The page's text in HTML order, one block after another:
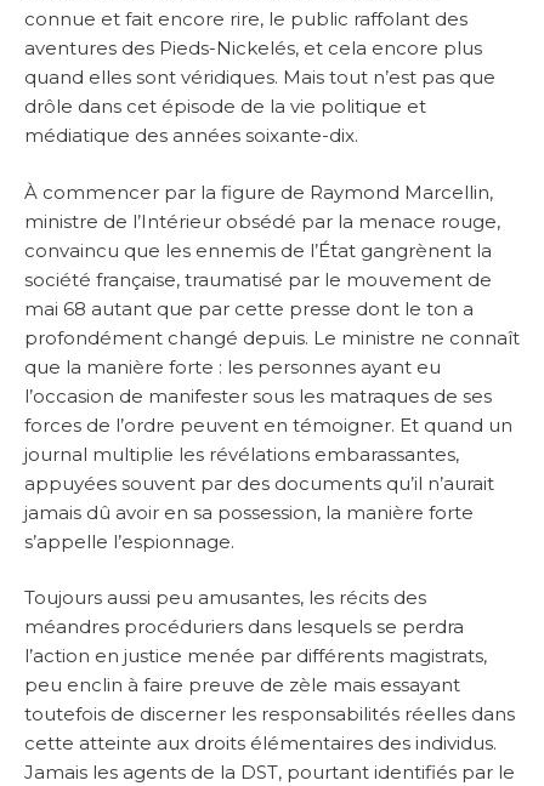
connue et fait encore rire, le public raffolant des
aventures des Pieds-Nickelés, et cela encore plus
quand elles sont véridiques. Mais tout n’est pas que
drôle dans cet épisode de la vie politique et
médiatique des années soixante-dix.
À commencer par la figure de Raymond Marcellin,
ministre de l’Intérieur obsédé par la menace rouge,
convaincu que les ennemis de l’État gangrènent la
société française, traumatisé par le mouvement de
mai 68 autant que par cette presse dont le ton a
profondément changé depuis. Le ministre ne connaît
que la manière forte : les personnes ayant eu
l’occasion de manifester sous les matraques de ses
forces de l’ordre peuvent en témoigner. Et quand un
journal multiplie les révélations embarassantes,
appuyées souvent par des documents qu’il n’aurait
jamais dû avoir en sa possession, la manière forte
s’appelle l’espionnage.
Toujours aussi peu amusantes, les récits des
méandres procéduriers dans lesquels se perdra
l’action en justice menée par différents magistrats,
peu enclin à faire preuve de zèle mais essayant
toutefois de discerner les responsabilités réelles dans
cette atteinte aux droits élémentaires des individus.
Jamais les agents de la DST, pourtant identifiés par le